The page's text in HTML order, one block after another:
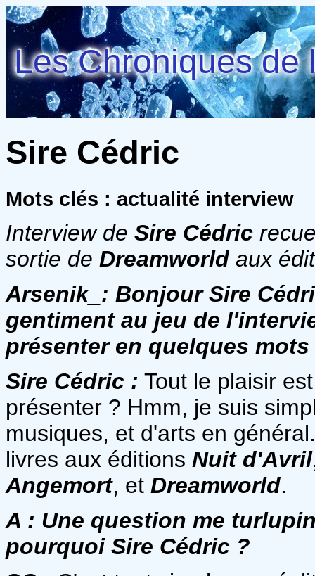
Les Chroniques de
Sire Cédric
Mots clés : actualité interview
Interview de Sire Cédric
sortie de Dreamworld aux
Arsenik_: Bonjour Sire
gentiment au jeu de
présenter en quelques
Sire Cédric : Tout le plaisir
présenter ? Hmm, je suis
musiques, et d'arts en
livres aux éditions Nuit d'Avril
Angemort, et Dreamworld.
A : Une question me
pourquoi Sire Cédric ?